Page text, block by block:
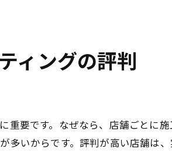
ーティング技術力を徹底解説
判の関係性を詳しく分析
ーティングの選び方を知る
ィングの評判
要です。なぜなら、店舗ごとに
いからです。評判が高い店舗は